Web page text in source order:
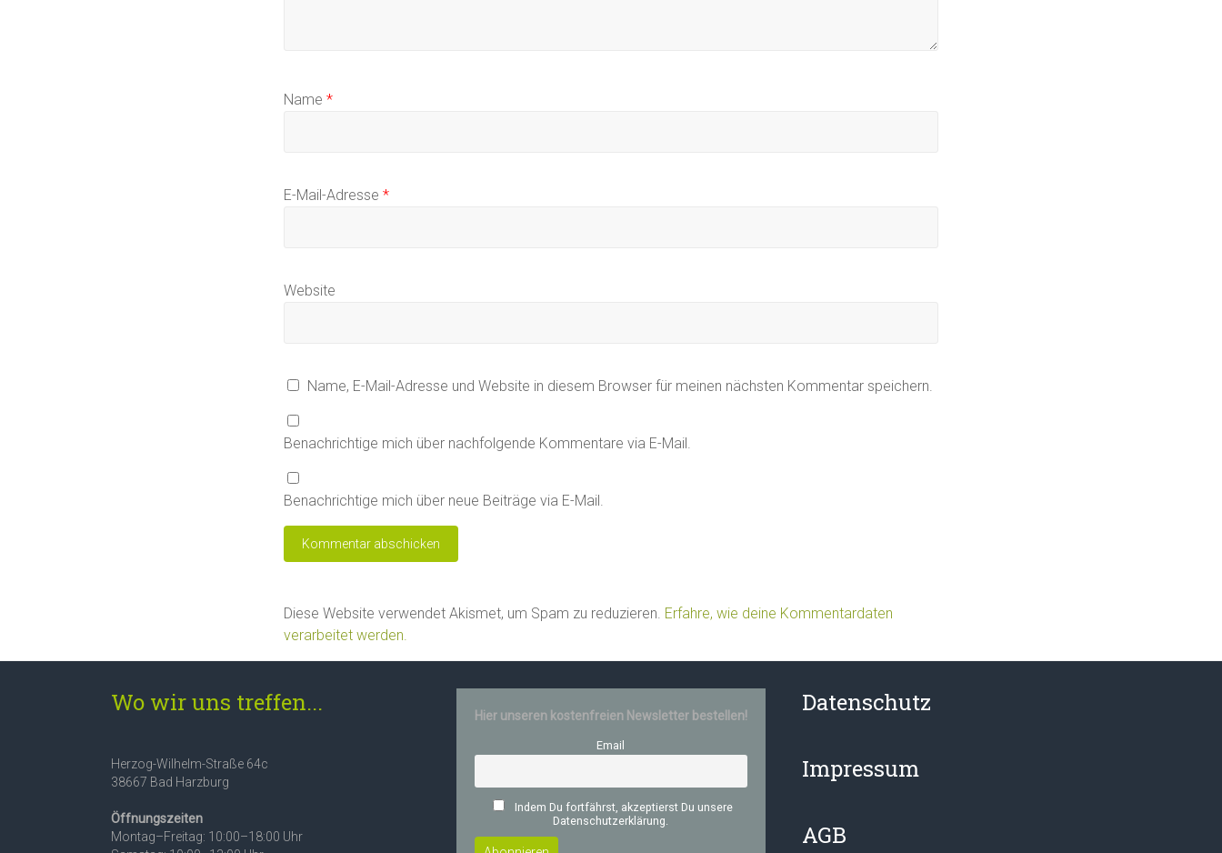
Name *
E-Mail-Adresse *
Website
Name, E-Mail-Adresse und Website in diesem Browser für meinen nächsten Kommentar speichern.
Benachrichtige mich über nachfolgende Kommentare via E-Mail.
Benachrichtige mich über neue Beiträge via E-Mail.
Diese Website verwendet Akismet, um Spam zu reduzieren. Erfahre, wie deine Kommentardaten
verarbeitet werden.
Wo wir uns treffen...
Herzog-Wilhelm-Straße 64c
38667 Bad Harzburg
Öffnungszeiten
Montag–Freitag: 10:00–18:00 Uhr
Hier unseren kostenfreien Newsletter bestellen!
Email
Indem Du fortfährst, akzeptierst Du unsere
Datenschutzerklärung.
Datenschutz
Impressum
AGB